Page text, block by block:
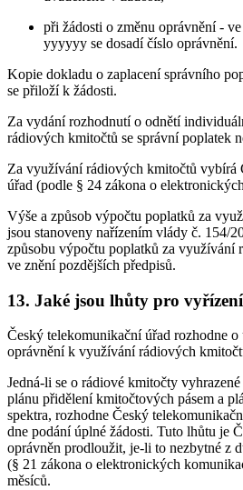
při žádosti o změnu oprávnění -
yyyyyy se dosadí číslo oprávnění.
Kopie dokladu o zaplacení správního
se přiloží k žádosti.
Za vydání rozhodnutí o odnětí
rádiových kmitočtů se správní poplatek
Za využívání rádiových kmitočtů vybírá
úřad (podle § 24 zákona o
Výše a způsob výpočtu poplatků za
jsou stanoveny nařízením vlády č. 154/
způsobu výpočtu poplatků za využívání
ve znění pozdějších předpisů.
13. Jaké jsou lhůty pro vyřízení
Český telekomunikační úřad rozhodne
oprávnění k využívání rádiových
Jedná-li se o rádiové kmitočty
plánu přidělení kmitočtových pásem a
spektra, rozhodne Český
dne podání úplné žádosti. Tuto lhůtu je
oprávněn prodloužit, je-li to nezbytné z
(§ 21 zákona o elektronických
měsíců.